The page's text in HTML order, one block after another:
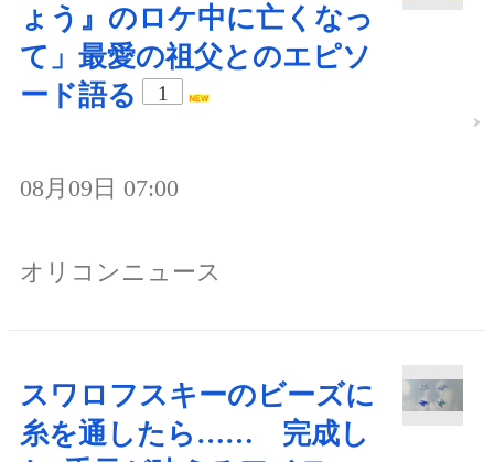
ょう』のロケ中に亡くなっ
て」最愛の祖父とのエピソ
ード語る
1
08月09日 07:00
オリコンニュース
スワロフスキーのビーズに
糸を通したら…… 完成し